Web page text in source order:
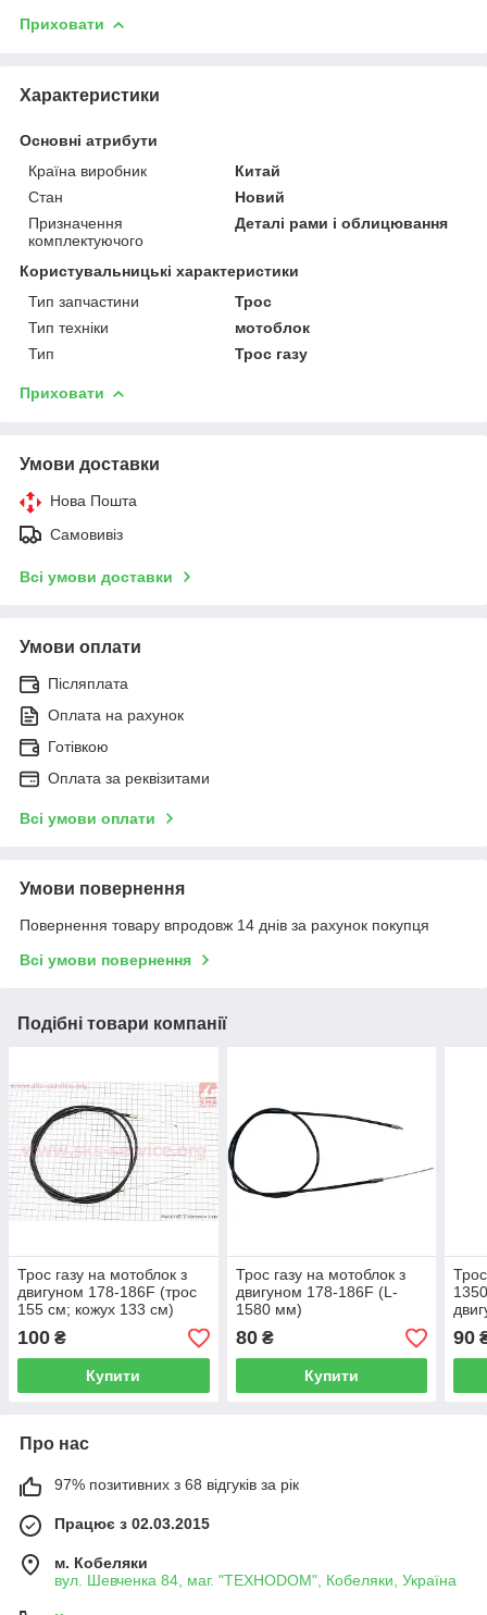
Приховати
Характеристики
Основні атрибути
Країна виробник
Китай
Стан
Новий
Призначення
комплектуючого
Деталі рами і облицювання
Користувальницькі характеристики
Тип запчастини
Трос
Тип техніки
мотоблок
Тип
Трос газу
Приховати
Умови доставки
Нова Пошта
Самовивіз
Всі умови доставки
Умови оплати
Післяплата
Оплата на рахунок
Готівкою
Оплата за реквізитами
Всі умови оплати
Умови повернення
Повернення товару впродовж 14 днів за рахунок покупця
Всі умови повернення
Подібні товари компанії
Трос газу на мотоблок з
двигуном 178-186F (трос
155 см; кожух 133 см)
100 ₴
Купити
Трос газу на мотоблок з
двигуном 178-186F (L-
1580 мм)
80₴
Купити
90
Про нас
97% позитивних з 68 відгуків за рік
Працює з 02.03.2015
м. Кобеляки
вул. Шевченка 84, маг. "ТЕХНОDOM", Кобеляки, Україна